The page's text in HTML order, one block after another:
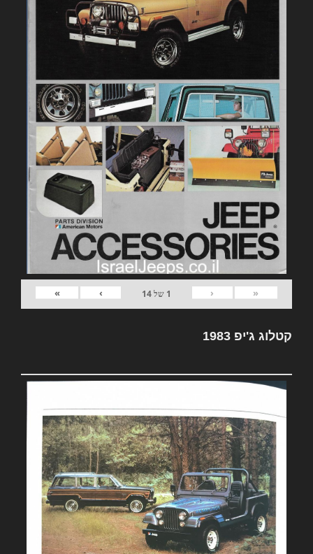
«
‹
1 של14
›
»
קטלוג ג'יפ 1983